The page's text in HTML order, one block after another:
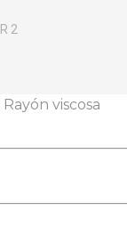
2
viscosa
posible.